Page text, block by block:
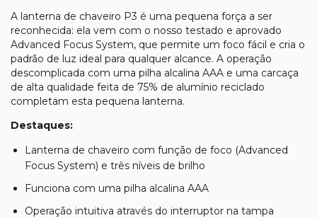
A lanterna de chaveiro P3 é uma pequena força a ser
reconhecida: ela vem com o nosso testado e aprovado
Advanced Focus System, que permite um foco fácil e cria o
padrão de luz ideal para qualquer alcance. A operação
descomplicada com uma pilha alcalina AAA e uma carcaça
de alta qualidade feita de 75% de alumínio reciclado
completam esta pequena lanterna.
Destaques:
Lanterna de chaveiro com função de foco (Advanced
Focus System) e três níveis de brilho
Funciona com uma pilha alcalina AAA
Operação intuitiva através do interruptor na tampa